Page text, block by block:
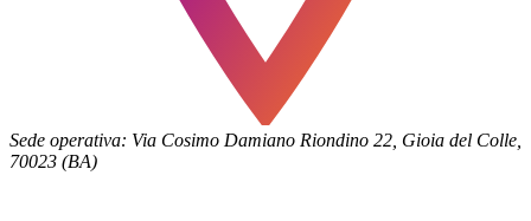
Sede operativa: Via Cosimo Damiano Riondino 22, Gioia del Colle,
70023 (BA)